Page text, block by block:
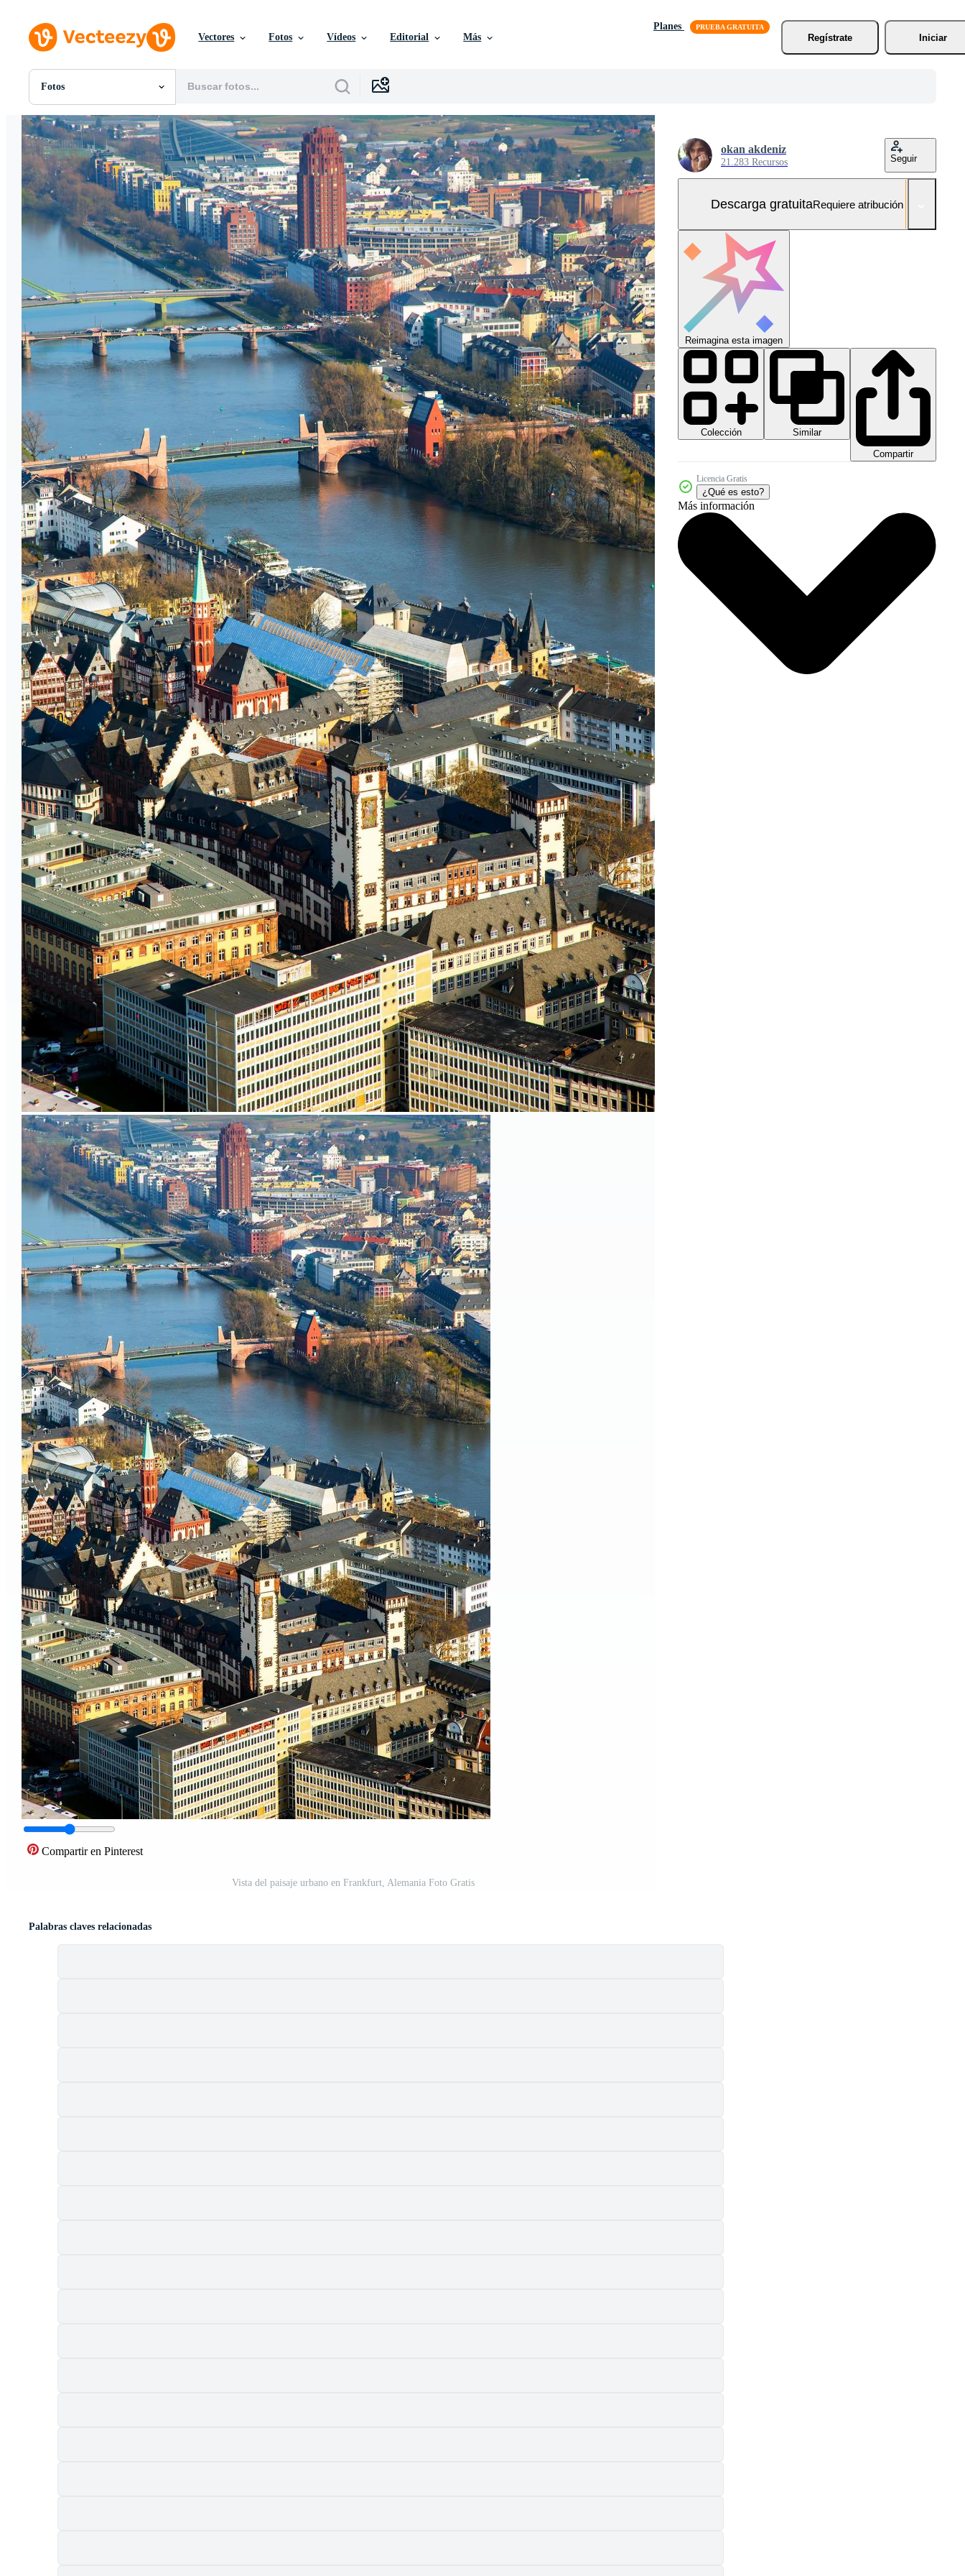
Vectores Fotos Vídeos Editorial Más
Planes
Regístrate
Iniciar
Fotos
Todas Imágenes
Fotos
PNGs
PSDs
SVGs
Plantillas
Vectores
Videos
Gráficos en Movimiento
Imágenes Editoriales
Eventos Editoriales
Compartir en Pinterest
Vista del paisaje urbano en Frankfurt, Alemania Foto Gratis
okan akdeniz
21.283 Recursos Seguir
Descarga gratuitaRequiere atribución
Reimagina esta imagen
Colección
Similar
Compartir
Licencia Gratis
¿Qué es esto?
Más información
Palabras claves relacionadas